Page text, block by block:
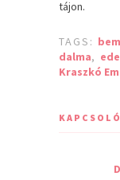
tájon.
TAGS:
dalma,
Kraszkó